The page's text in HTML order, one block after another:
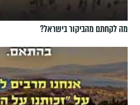
מה לקחתם מהביקור בישראל?